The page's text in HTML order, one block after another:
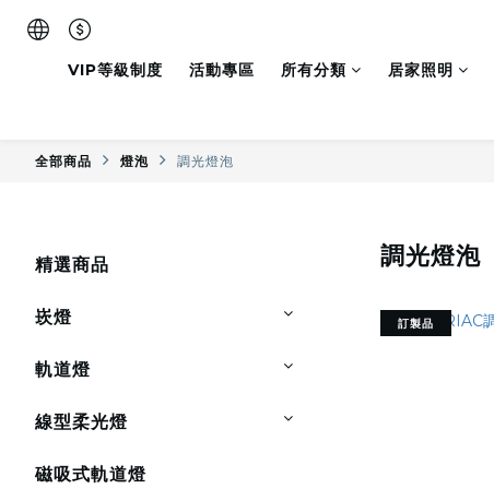
VIP等級制度 活動專區 所有分類 居家照明
全部商品 燈泡 調光燈泡
精選商品
崁燈
軌道燈
線型柔光燈
磁吸式軌道燈
調光燈泡
訂製品